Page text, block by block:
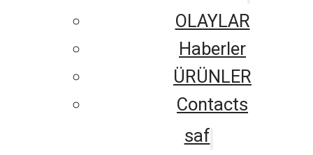
OLAYLAR
Haberler
ÜRÜNLER
Contacts
saf